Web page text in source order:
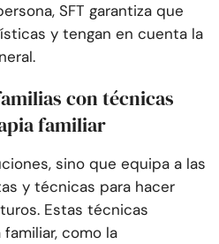
SFT garantiza que
y tengan en cuenta la
con técnicas
familiar
sino que equipa a las
y técnicas para hacer
Estas técnicas
como la